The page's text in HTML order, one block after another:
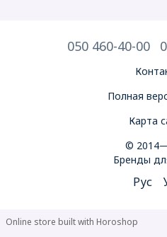
050 460-40-00
Полная
Карта
©
Бренды
Рус
Online store built with Horoshop